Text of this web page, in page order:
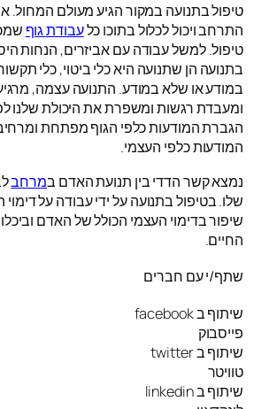
טיפול בתנועה במקור הגיע מעולם המחול.
התרחב ויכול לכלול בתוכו כלעבודת גוף
טיפול. למשל עבודה עם אביזרים, הנחות
בתנועה הן שתנועה היא כלי ביטוי, כלי
במודע או שלא במודע. התנועה עצמה,
ומעבדת רגשות ומשפרת את היכולת שלנו
הגברת המודעות כלפי הגוף מפתחת
המודעות כלפי העצמי.
נמצא קשר הדדי בין תנועת האדם במרחב
שלו. בטיפול בתנועה על ידי עבודה על
שיפור בדימוי העצמי הכולל של האדם
החיים.
שתף/י עם חברים
שיתוף ב facebook
פייסבוק
שיתוף ב twitter
טוויטר
שיתוף ב linkedin